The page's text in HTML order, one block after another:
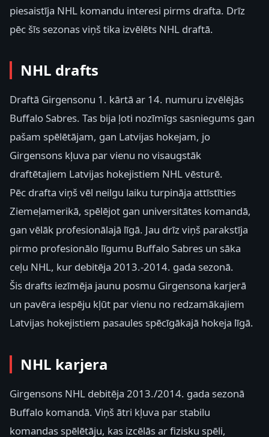
piesaistīja NHL komandu interesi pirms drafta. Drīz
pēc šīs sezonas viņš tika izvēlēts NHL draftā.
NHL drafts
Draftā Girgensonu 1. kārtā ar 14. numuru izvēlējās
Buffalo Sabres. Tas bija ļoti nozīmīgs sasniegums gan
pašam spēlētājam, gan Latvijas hokejam, jo
Girgensons kļuva par vienu no visaugstāk
draftētajiem Latvijas hokejistiem NHL vēsturē.
Pēc drafta viņš vēl neilgu laiku turpināja attīstīties
Ziemeļamerikā, spēlējot gan universitātes komandā,
gan vēlāk profesionālajā līgā. Jau drīz viņš parakstīja
pirmo profesionālo līgumu Buffalo Sabres un sāka
ceļu NHL, kur debitēja 2013.-2014. gada sezonā.
Šis drafts iezīmēja jaunu posmu Girgensona karjerā
un pavēra iespēju kļūt par vienu no redzamākajiem
Latvijas hokejistiem pasaules spēcīgākajā hokeja līgā.
NHL karjera
Girgensons NHL debitēja 2013./2014. gada sezonā
Buffalo komandā. Viņš ātri kļuva par stabilu
komandas spēlētāju, kas izcēlās ar fizisku spēli,